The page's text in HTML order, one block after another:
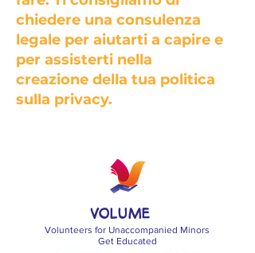
chiedere una consulenza
legale per aiutarti a capire e
per assisterti nella
creazione della tua politica
sulla privacy.
VOLUME
Volunteers for Unaccompanied Minors
Get Educated